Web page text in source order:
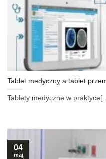
Tablet medyczny a tablet
Tablety medyczne w
04
maj